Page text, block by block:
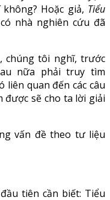
không? Hoặc giả, Tiểu
nhà nghiên cứu đã
chúng tôi nghĩ, trước
nữa phải truy tìm
liên quan đến các câu
sẽ cho ta lời giải
vấn đề theo tư liệu
tiên cần biết: Tiểu